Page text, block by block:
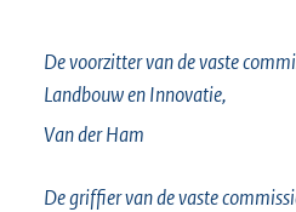
De voorzitter van de vaste
Landbouw en Innovatie,
Van der Ham
De griffier van de vaste